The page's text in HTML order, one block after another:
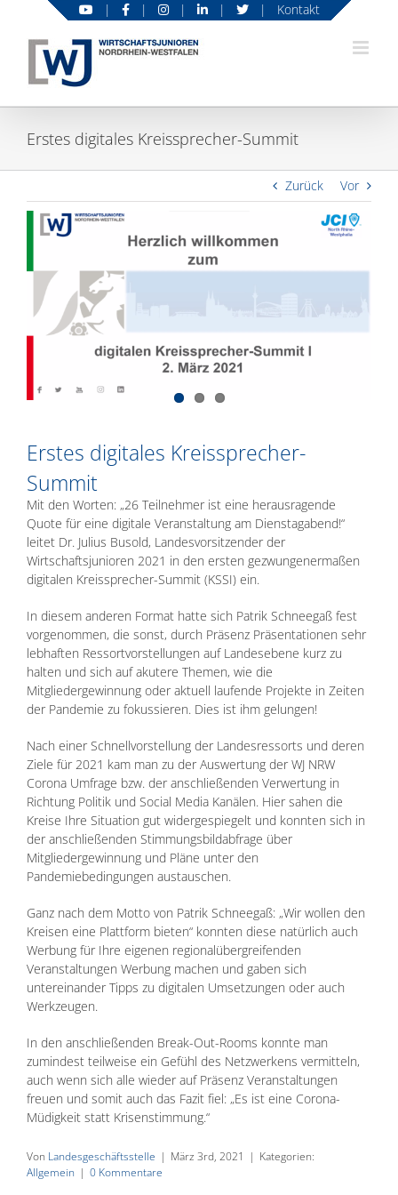
springen
| | | | | Kontakt
Erstes digitales Kreissprecher-Summit
Zurück
Vor
Zeige
grösseres
Erstes digitales Kreissprecher-
Summit
Mit den Worten: „26 Teilnehmer ist eine herausragende
Quote für eine digitale Veranstaltung am Dienstagabend!“
leitet Dr. Julius Busold, Landesvorsitzender der
Wirtschaftsjunioren 2021 in den ersten gezwungenermaßen
digitalen Kreissprecher-Summit (KSSI) ein.
In diesem anderen Format hatte sich Patrik Schneegaß fest
vorgenommen, die sonst, durch Präsenz Präsentationen sehr
lebhaften Ressortvorstellungen auf Landesebene kurz zu
halten und sich auf akutere Themen, wie die
Mitgliedergewinnung oder aktuell laufende Projekte in Zeiten
der Pandemie zu fokussieren. Dies ist ihm gelungen!
Nach einer Schnellvorstellung der Landesressorts und deren
Ziele für 2021 kam man zu der Auswertung der WJ NRW
Corona Umfrage bzw. der anschließenden Verwertung in
Richtung Politik und Social Media Kanälen. Hier sahen die
Kreise Ihre Situation gut widergespiegelt und konnten sich in
der anschließenden Stimmungsbildabfrage über
Mitgliedergewinnung und Pläne unter den
Pandemiebedingungen austauschen.
Ganz nach dem Motto von Patrik Schneegaß: „Wir wollen den
Kreisen eine Plattform bieten“ konnten diese natürlich auch
Werbung für Ihre eigenen regionalübergreifenden
Veranstaltungen Werbung machen und gaben sich
untereinander Tipps zu digitalen Umsetzungen oder auch
Werkzeugen.
In den anschließenden Break-Out-Rooms konnte man
zumindest teilweise ein Gefühl des Netzwerkens vermitteln,
auch wenn sich alle wieder auf Präsenz Veranstaltungen
freuen und somit auch das Fazit fiel: „Es ist eine Corona-
Müdigkeit statt Krisenstimmung.“
Von Landesgeschäftsstelle | März 3rd, 2021 | Kategorien:
Allgemein | 0 Kommentare